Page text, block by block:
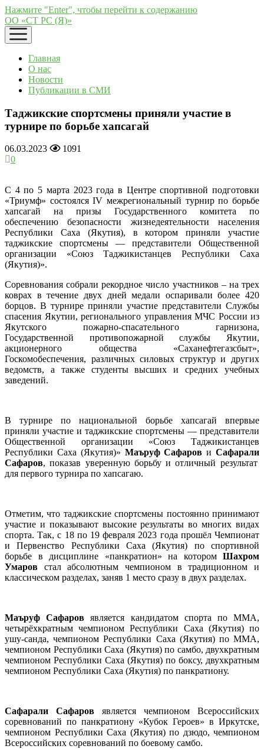
Нажмите "Enter", чтобы перейти к содержанию
ОО «СТ РС (Я)»
открыть
меню
Главная
О нас
Новости
Публикации в СМИ
Таджикские спортсмены приняли участие в
турнире по борьбе хапсагай
06.03.2023
1091
0
С 4 по 5 марта 2023 года в Центре спортивной подготовки
«Триумф» состоялся IV межрегиональный турнир по борьбе
хапсагай на призы Государственного комитета по
обеспечению безопасности жизнедеятельности населения
Республики Саха (Якутия), в котором приняли участие
таджикские спортсмены — представители Общественной
организации «Союз Таджикистанцев Республики Саха
(Якутия)».
Соревнования собрали рекордное число участников – на трех
коврах в течение двух дней медали оспаривали более 420
борцов. В турнире приняли участие представители Службы
спасения Якутии, регионального управления МЧС России из
Якутского пожарно-спасательного гарнизона,
Государственной противопожарной службы Якутии,
акционерного общества «Саханефтегазсбыт»,
Госкомобеспечения, различных силовых структур и других
ведомств, а также студенты высших и средних учебных
заведений.
В турнире по национальной борьбе хапсагай впервые
приняли участие и таджикские спортсмены — представители
Общественной организации «Союз Таджикистанцев
Республики Саха (Якутия)» МаъруфСафаров иСафарали
Сафаров, показав уверенную борьбу и отличный результат
для первого турнира по хапсагаю.
Отметим, что таджикские спортсмены постоянно принимают
участие и показывают высокие результаты во многих видах
спорта. Так, с 18 по 19 февраля 2023 года прошёл Чемпионат
и Первенство Республики Саха (Якутия) по спортивной
борьбе в дисциплине «панкратион» на котором Шахром
Умаров стал абсолютным чемпионом в традиционном и
классическом разделах, заняв 1 место сразу в двух разделах.
МаъруфСафаровявляется кандидатом спорта по MMA,
четырёхкратным чемпионом Республики Саха (Якутия) по
ушу-санда, чемпионом Республики Саха (Якутия) по MMA,
чемпионом Республики Саха (Якутия) по самбо, двухкратным
чемпионом Республики Саха (Якутия) по боксу, двухкратным
чемпионом Республики Саха (Якутия) по панкратиону.
Сафарали Сафаров является чемпионом Всероссийских
соревнований по панкратиону «Кубок Героев» в Иркутске,
чемпионом Республики Саха (Якутия) по дзюдо, чемпионом
Всероссийских соревнований по боевому самбо.